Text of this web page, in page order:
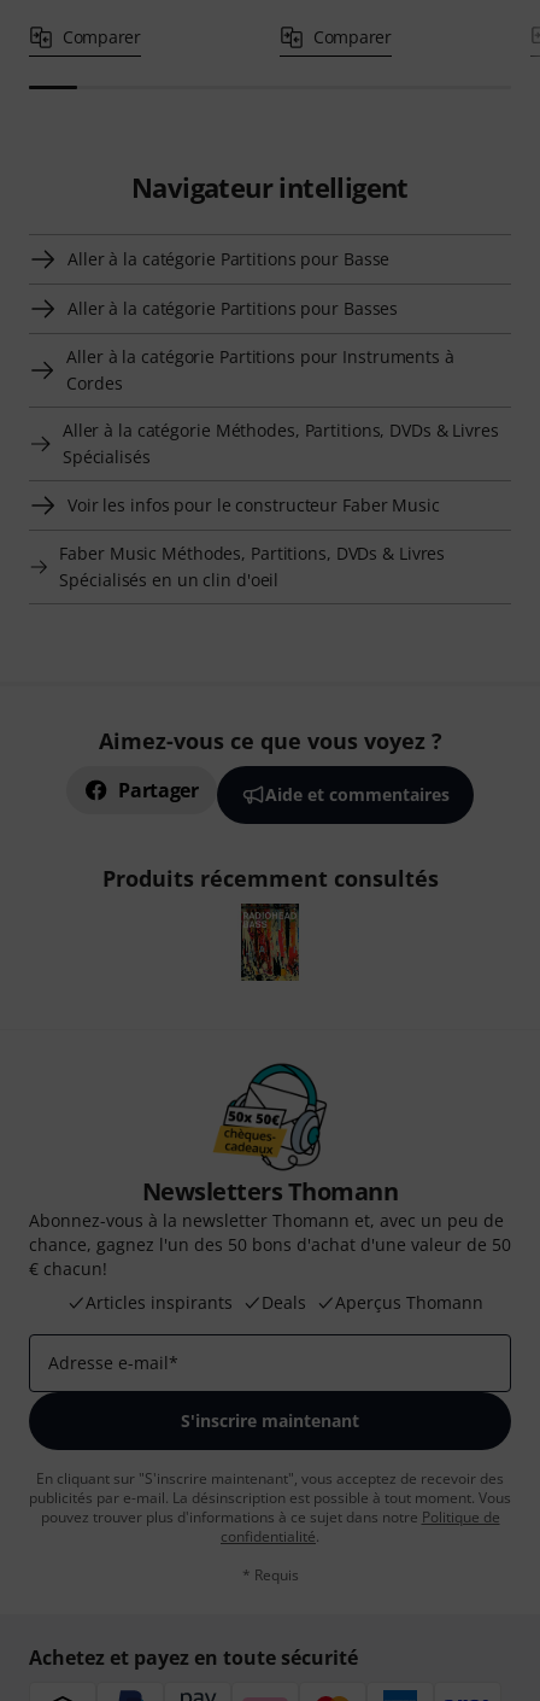
Comparer Comparer
Navigateur intelligent
Aller à la catégorie Partitions pour Basse
Aller à la catégorie Partitions pour Basses
Aller à la catégorie Partitions pour Instruments à
Cordes
Aller à la catégorie Méthodes, Partitions, DVDs & Livres
Spécialisés
Voir les infos pour le constructeur Faber Music
Faber Music Méthodes, Partitions, DVDs & Livres
Spécialisés en un clin d'oeil
Aimez-vous ce que vous voyez ?
Partager Aide et commentaires
Produits récemment consultés
Newsletters Thomann
Abonnez-vous à la newsletter Thomann et, avec un peu de
chance, gagnez l'un des 50 bons d'achat d'une valeur de 50
€ chacun!
Articles inspirants
Deals Aperçus Thomann
Adresse e-mail*
S'inscrire maintenant
En cliquant sur "S'inscrire maintenant", vous acceptez de recevoir des
publicités par e-mail. La désinscription est possible à tout moment. Vous
pouvez trouver plus d'informations à ce sujet dans notre Politique de
confidentialité.
* Requis
Achetez et payez en toute sécurité